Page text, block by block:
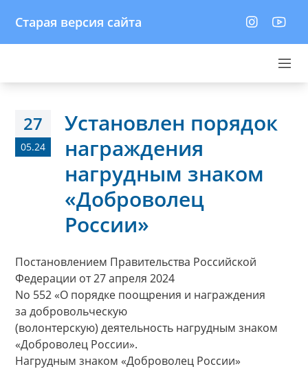
Старая версия сайта
27
05.24
Установлен порядок
награждения
нагрудным знаком
«Доброволец
России»
Постановлением Правительства Российской
Федерации от 27 апреля 2024
No 552 «О порядке поощрения и награждения
за добровольческую
(волонтерскую) деятельность нагрудным знаком
«Доброволец России».
Нагрудным знаком «Доброволец России»